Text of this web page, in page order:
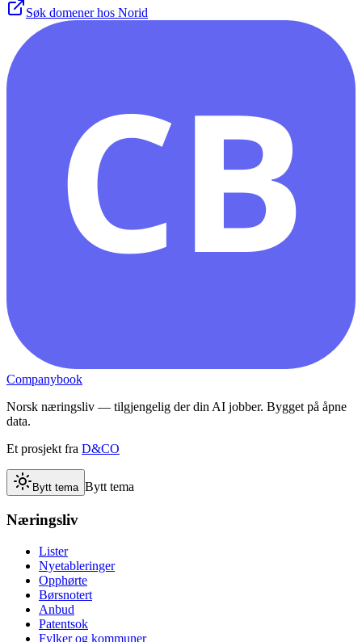
Søk domener hos Norid
CB
Companybook
Norsk næringsliv — tilgjengelig der din AI jobber. Bygget på åpne
data.
Et prosjekt fra D&CO
Bytt tema Bytt tema
Næringsliv
Lister
Nyetableringer
Opphørte
Børsnotert
Anbud
Patentsok
Fylker og kommuner